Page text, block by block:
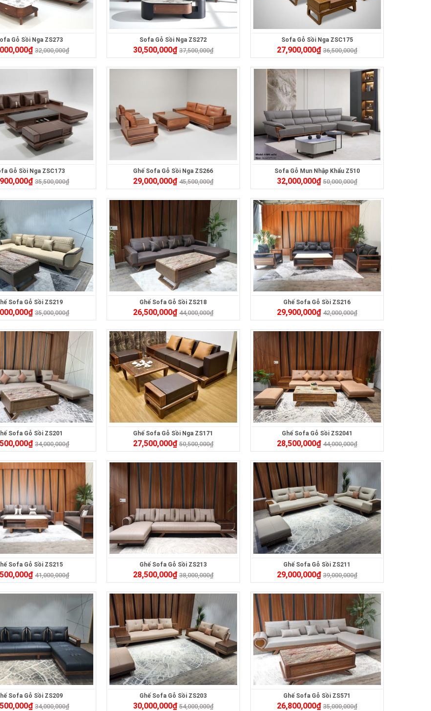
Gỗ Sồi Nga ZS273
₫ 32,000,000₫
Sofa Gỗ Sồi Nga ZS272
30,500,000₫ 37,500,000₫
Sofa Gỗ Sồi Nga ZSC175
27,900,000₫ 36,500,000₫
Gỗ Sồi Nga ZSC173
₫ 35,500,000₫
Ghế Sofa Gỗ Sồi Nga ZS266
29,000,000₫ 45,500,000₫
Sofa Gỗ Mun Nhập Khẩu Z510
32,000,000₫ 50,000,000₫
Sofa Gỗ Sồi ZS219
₫ 35,000,000₫
Ghế Sofa Gỗ Sồi ZS218
26,500,000₫ 44,000,000₫
Ghế Sofa Gỗ Sồi ZS216
29,900,000₫ 42,000,000₫
Sofa Gỗ Sồi ZS201
₫ 34,000,000₫
Ghế Sofa Gỗ Sồi Nga ZS171
27,500,000₫ 50,500,000₫
Ghế Sofa Gỗ Sồi ZS2041
28,500,000₫ 44,000,000₫
Sofa Gỗ Sồi ZS215
₫ 41,000,000₫
Ghế Sofa Gỗ Sồi ZS213
28,500,000₫ 38,000,000₫
Ghế Sofa Gỗ Sồi ZS211
29,000,000₫ 39,000,000₫
Sofa Gỗ Sồi ZS209
₫ 34,000,000₫
Ghế Sofa Gỗ Sồi ZS203
30,000,000₫ 54,000,000₫
Ghế Sofa Gỗ Sồi ZS571
26,800,000₫ 35,000,000₫